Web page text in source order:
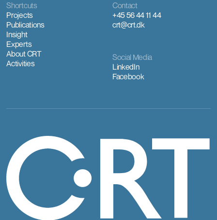
Contact
+45 56 44 11 44
crt@crt.dk
Shortcuts
Projects
Publications
Insight
Experts
About CRT
Activities
Social Media
LinkedIn
Facebook